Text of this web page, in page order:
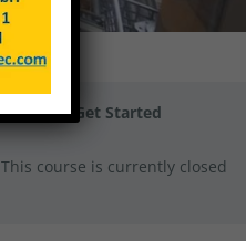
Get Started
This course is currently closed